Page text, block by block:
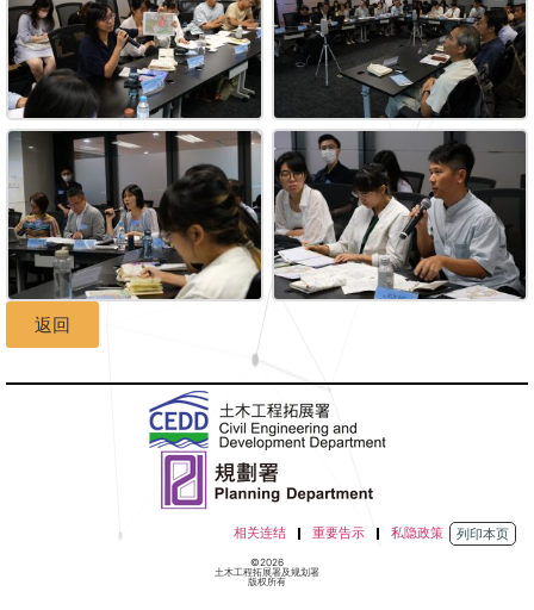
返回
相关连结 重要告示 私隐政策 列印本页
©2026
土木工程拓展署及规划署
版权所有